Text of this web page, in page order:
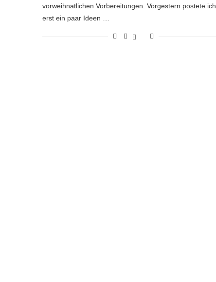
vorweihnatlichen Vorbereitungen. Vorgestern postete ich
erst ein paar Ideen …